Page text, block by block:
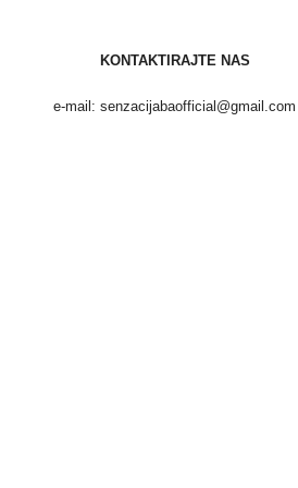
KONTAKTIRAJTE NAS
e-mail: senzacijabaofficial@gmail.com